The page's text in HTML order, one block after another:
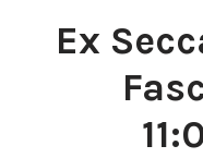
Ex